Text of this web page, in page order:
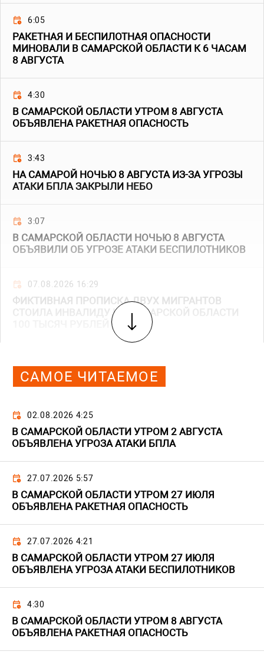
6:05
РАКЕТНАЯ И БЕСПИЛОТНАЯ ОПАСНОСТИ
МИНОВАЛИ В САМАРСКОЙ ОБЛАСТИ К 6 ЧАСАМ
8 АВГУСТА
4:30
В САМАРСКОЙ ОБЛАСТИ УТРОМ 8 АВГУСТА
ОБЪЯВЛЕНА РАКЕТНАЯ ОПАСНОСТЬ
3:43
НА САМАРОЙ НОЧЬЮ 8 АВГУСТА ИЗ-ЗА УГРОЗЫ
АТАКИ БПЛА ЗАКРЫЛИ НЕБО
3:07
В САМАРСКОЙ ОБЛАСТИ НОЧЬЮ 8 АВГУСТА
ОБЪЯВИЛИ ОБ УГРОЗЕ АТАКИ БЕСПИЛОТНИКОВ
07.08.2026 16:29
ФИКТИВНАЯ ПРОПИСКА ДВУХ МИГРАНТОВ
СТОИЛА ИНВАЛИДУ ИЗ САМАРСКОЙ ОБЛАСТИ
САМОЕ ЧИТАЕМОЕ
02.08.2026 4:25
В САМАРСКОЙ ОБЛАСТИ УТРОМ 2 АВГУСТА
ОБЪЯВЛЕНА УГРОЗА АТАКИ БПЛА
27.07.2026 5:57
В САМАРСКОЙ ОБЛАСТИ УТРОМ 27 ИЮЛЯ
ОБЪЯВЛЕНА РАКЕТНАЯ ОПАСНОСТЬ
27.07.2026 4:21
В САМАРСКОЙ ОБЛАСТИ УТРОМ 27 ИЮЛЯ
ОБЪЯВЛЕНА УГРОЗА АТАКИ БЕСПИЛОТНИКОВ
4:30
В САМАРСКОЙ ОБЛАСТИ УТРОМ 8 АВГУСТА
ОБЪЯВЛЕНА РАКЕТНАЯ ОПАСНОСТЬ